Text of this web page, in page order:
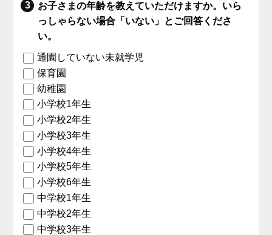
お子さまの年齢を教えていただけますか。いら
っしゃらない場合「いない」とご回答くださ
い。
通園していない未就学児
保育園
幼稚園
小学校1年生
小学校2年生
小学校3年生
小学校4年生
小学校5年生
小学校6年生
中学校1年生
中学校2年生
中学校3年生